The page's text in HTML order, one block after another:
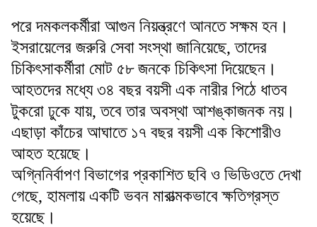
পরে দমকলকর্মীরা আগুন নিয়ন্ত্রণে আনতে সক্ষম হন।
ইসরায়েলের জরুরি সেবা সংস্থা জানিয়েছে, তাদের
চিকিৎসাকর্মীরা মোট ৫৮ জনকে চিকিৎসা দিয়েছেন।
আহতদের মধ্যে ৩৪ বছর বয়সী এক নারীর পিঠে ধাতব
টুকরো ঢুকে যায়, তবে তার অবস্থা আশঙ্কাজনক নয়।
এছাড়া কাঁচের আঘাতে ১৭ বছর বয়সী এক কিশোরীও
আহত হয়েছে।
অগ্নিনির্বাপণ বিভাগের প্রকাশিত ছবি ও ভিডিওতে দেখা
গেছে, হামলায় একটি ভবন মারাত্মকভাবে ক্ষতিগ্রস্ত
হয়েছে।